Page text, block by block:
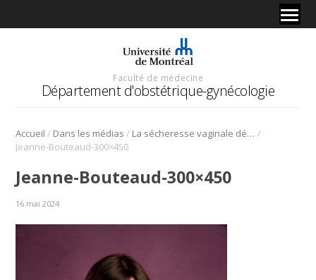
Faculté de médecine
Département d'obstétrique-gynécologie
Accueil / Dans les médias / La sécheresse vaginale démystifiée /
Jeanne-Bouteaud-300×450
Jeanne-Bouteaud-300×450
16 mai 2024